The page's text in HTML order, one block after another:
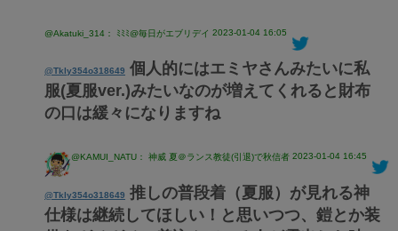
@Akatuki_314： ﾐﾐﾐ@毎日がエブリデイ 2023-01-04 16:05
@Tkly354o318649 個人的にはエミヤさんみたいに私
服(夏服ver.)みたいなのが増えてくれると財布
の口は緩々になりますね
@KAMUI_NATU： 神威 夏＠ランス教徒(引退)で秋信者 2023-01-04 16:45
@Tkly354o318649 推しの普段着（夏服）が見れる神
仕様は継続してほしい！と思いつつ、鎧とか装